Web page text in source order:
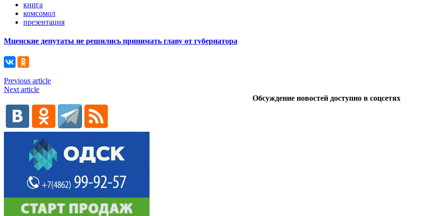
книга
комсомол
презентация
Мценские депутаты не решились принимать главу от губернатора
Previous article
Next article
Обсуждение новостей доступно в соцсетях